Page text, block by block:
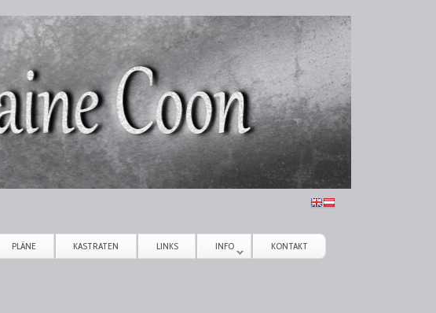
PLÄNE KASTRATEN LINKS INFO KONTAKT